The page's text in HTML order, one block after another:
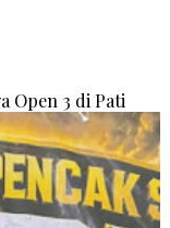
Open 3 di Pati